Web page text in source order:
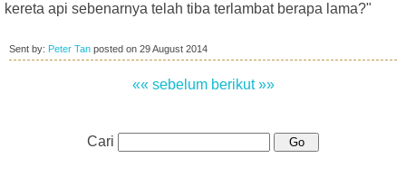
kereta api sebenarnya telah tiba terlambat berapa lama?"
Sent by: Peter Tan posted on 29 August 2014
«« sebelum berikut »»
Cari